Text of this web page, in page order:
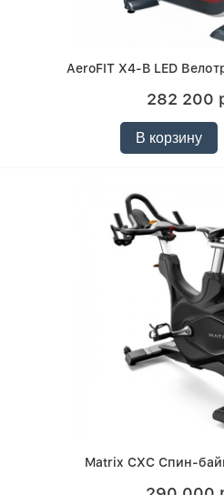
AeroFIT X4-B LED
282 200
В корзину
Matrix CXC Спин-